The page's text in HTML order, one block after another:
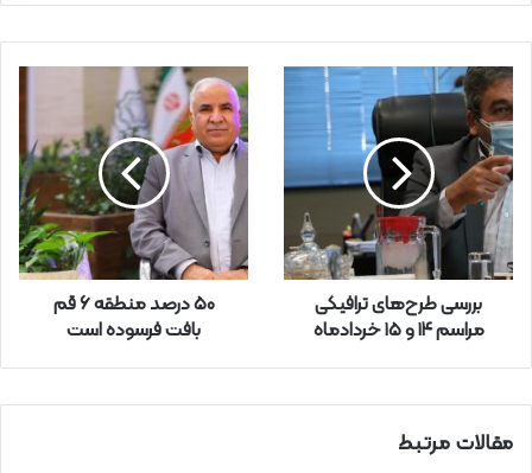
ی
ل
خ
و
د
ر
ا
ر
د
بررسی طرح‌های ترافیکی
مراسم ۱۴ و ۱۵ خردادماه
۵۰ درصد منطقه ۶ قم
بافت فرسوده است
مقالات مرتبط